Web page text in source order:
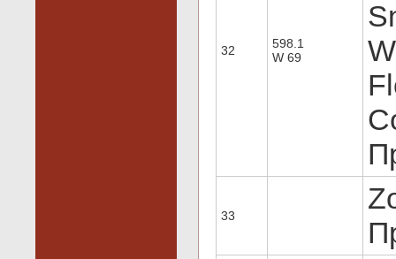
32
598.1
W 69
33